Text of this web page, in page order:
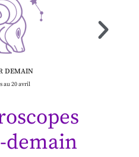
DEMAIN
au 20 avril
demain